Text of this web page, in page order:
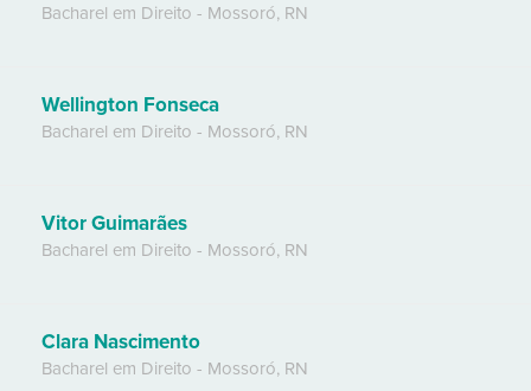
Bacharel em Direito - Mossoró, RN
Wellington Fonseca
Bacharel em Direito - Mossoró, RN
Vitor Guimarães
Bacharel em Direito - Mossoró, RN
Clara Nascimento
Bacharel em Direito - Mossoró, RN